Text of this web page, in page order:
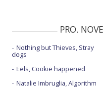
PRO.
Nothing but Thieves, Stray
dogs
Eels, Cookie happened
Natalie Imbruglia, Algorithm